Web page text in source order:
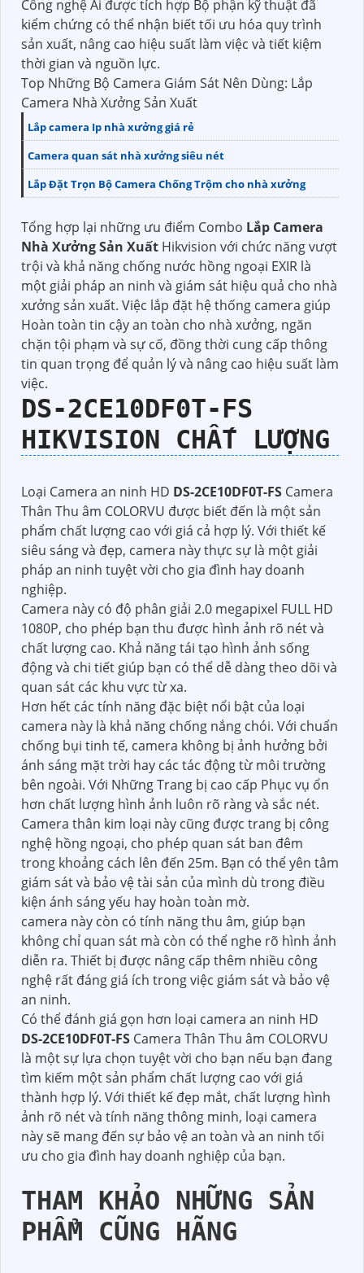
Công nghệ Ai được tích hợp Bộ phận kỹ thuật đã
kiểm chứng có thể nhận biết tối ưu hóa quy trình
sản xuất, nâng cao hiệu suất làm việc và tiết kiệm
thời gian và nguồn lực.
Top Những Bộ Camera Giám Sát Nên Dùng: Lắp
Camera Nhà Xưởng Sản Xuất
Lắp camera Ip nhà xưởng giá rẻ
Camera quan sát nhà xưởng siêu nét
Lắp Đặt Trọn Bộ Camera Chống Trộm cho nhà xưởng
Tổng hợp lại những ưu điểm Combo Lắp Camera
Nhà Xưởng Sản Xuất Hikvision với chức năng vượt
trội và khả năng chống nước hồng ngoại EXIR là
một giải pháp an ninh và giám sát hiệu quả cho nhà
xưởng sản xuất. Việc lắp đặt hệ thống camera giúp
Hoàn toàn tin cậy an toàn cho nhà xưởng, ngăn
chặn tội phạm và sự cố, đồng thời cung cấp thông
tin quan trọng để quản lý và nâng cao hiệu suất làm
việc.
DS-2CE10DF0T-FS
HIKVISION CHẤT LƯỢNG
Loại Camera an ninh HD DS-2CE10DF0T-FS Camera
Thân Thu âm COLORVU được biết đến là một sản
phẩm chất lượng cao với giá cả hợp lý. Với thiết kế
siêu sáng và đẹp, camera này thực sự là một giải
pháp an ninh tuyệt vời cho gia đình hay doanh
nghiệp.
Camera này có độ phân giải 2.0 megapixel FULL HD
1080P, cho phép bạn thu được hình ảnh rõ nét và
chất lượng cao. Khả năng tái tạo hình ảnh sống
động và chi tiết giúp bạn có thể dễ dàng theo dõi và
quan sát các khu vực từ xa.
Hơn hết các tính năng đặc biệt nổi bật của loại
camera này là khả năng chống nắng chói. Với chuẩn
chống bụi tinh tế, camera không bị ảnh hưởng bởi
ánh sáng mặt trời hay các tác động từ môi trường
bên ngoài. Với Những Trang bị cao cấp Phục vụ ổn
hơn chất lượng hình ảnh luôn rõ ràng và sắc nét.
Camera thân kim loại này cũng được trang bị công
nghệ hồng ngoại, cho phép quan sát ban đêm
trong khoảng cách lên đến 25m. Bạn có thể yên tâm
giám sát và bảo vệ tài sản của mình dù trong điều
kiện ánh sáng yếu hay hoàn toàn mờ.
camera này còn có tính năng thu âm, giúp bạn
không chỉ quan sát mà còn có thể nghe rõ hình ảnh
diễn ra. Thiết bị được nâng cấp thêm nhiều công
nghệ rất đáng giá ích trong việc giám sát và bảo vệ
an ninh.
Có thể đánh giá gọn hơn loại camera an ninh HD
DS-2CE10DF0T-FS Camera Thân Thu âm COLORVU
là một sự lựa chọn tuyệt vời cho bạn nếu bạn đang
tìm kiếm một sản phẩm chất lượng cao với giá
thành hợp lý. Với thiết kế đẹp mắt, chất lượng hình
ảnh rõ nét và tính năng thông minh, loại camera
này sẽ mang đến sự bảo vệ an toàn và an ninh tối
ưu cho gia đình hay doanh nghiệp của bạn.
THAM KHẢO NHỮNG SẢN
PHẨM CŨNG HÃNG